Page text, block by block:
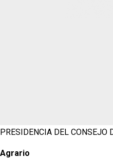
PRESIDENCIA DEL CONSEJO
Agrario